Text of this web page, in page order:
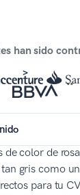
han sido
de color de
gris como
para tu